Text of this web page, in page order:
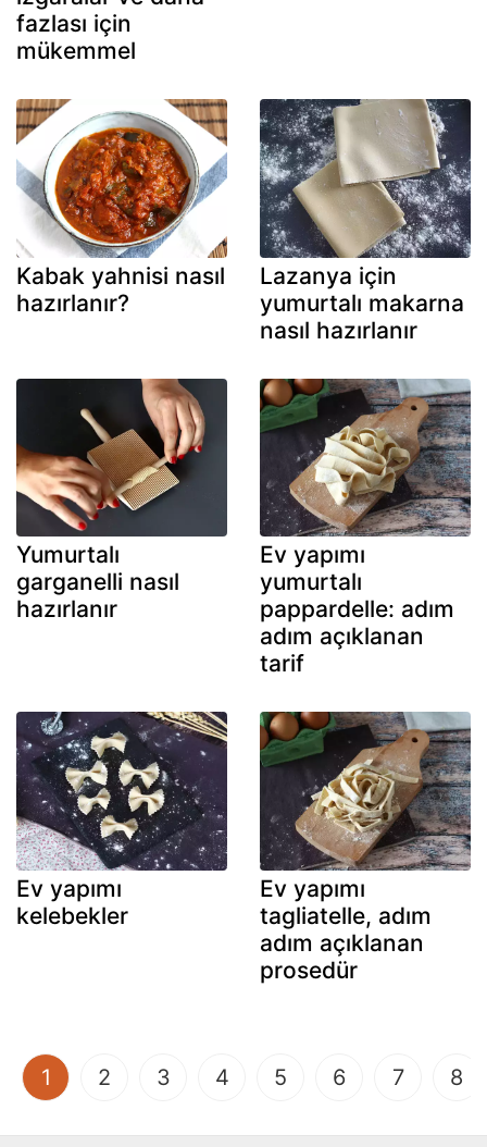
fazlası için
mükemmel
Kabak yahnisi nasıl
hazırlanır?
Lazanya için
yumurtalı makarna
nasıl hazırlanır
Yumurtalı
garganelli nasıl
hazırlanır
Ev yapımı
yumurtalı
pappardelle: adım
adım açıklanan
tarif
Ev yapımı
kelebekler
Ev yapımı
tagliatelle, adım
adım açıklanan
prosedür
1 (current)
2 3 4 5 6 7 8